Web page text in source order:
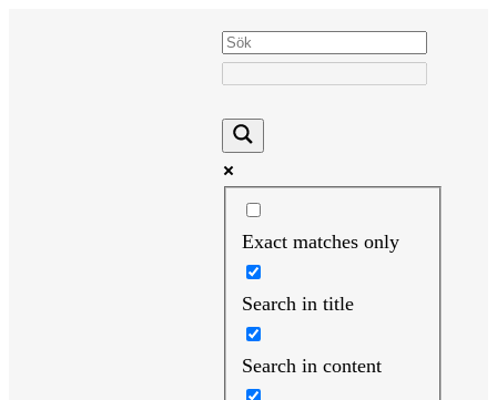
Exact matches only
Search in title
Search in content